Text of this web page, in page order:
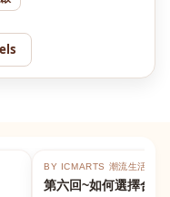
BY ICMARTS 潮流生活百貨
第六回~如何選擇合適